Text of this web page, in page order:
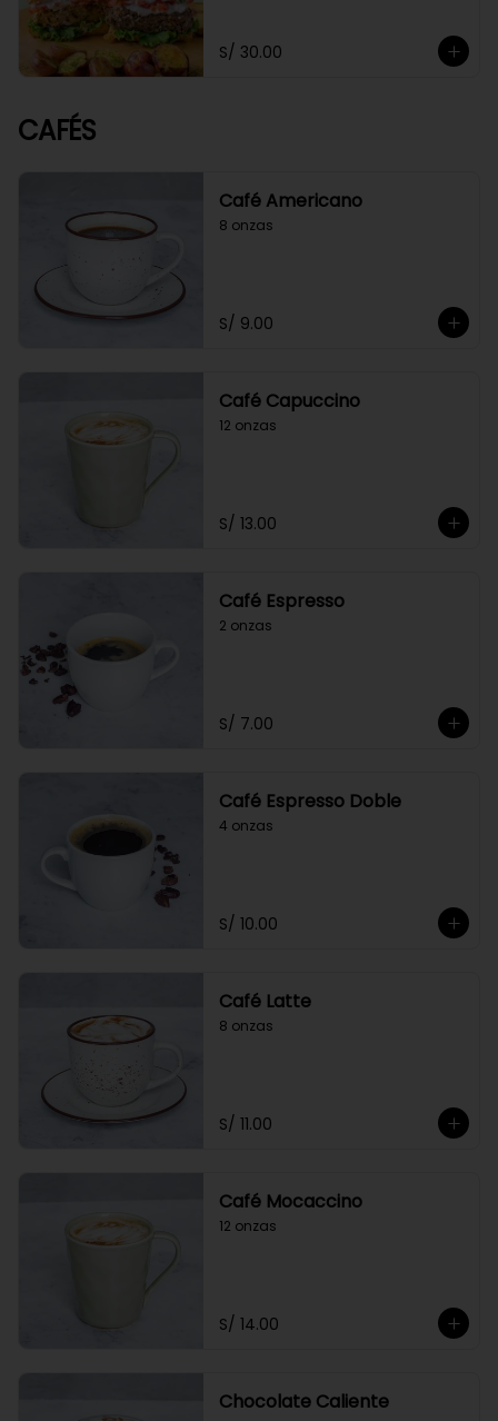
guacamole y papitas cocktail
salteadas con perejil.
S/ 30.00
CAFÉS
Café Americano
8 onzas
S/ 9.00
Café Capuccino
12 onzas
S/ 13.00
Café Espresso
2 onzas
S/ 7.00
Café Espresso Doble
4 onzas
S/ 10.00
Café Latte
8 onzas
S/ 11.00
Café Mocaccino
12 onzas
S/ 14.00
Chocolate Caliente